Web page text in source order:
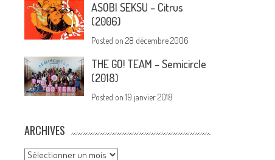
ASOBI SEKSU – Citrus
(2006)
Posted on28 décembre 2006
THE GO! TEAM – Semicircle
(2018)
Posted on19 janvier 2018
ARCHIVES
Archives